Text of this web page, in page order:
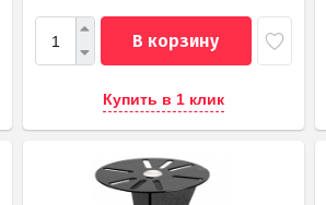
В корзину
Купить в 1 клик